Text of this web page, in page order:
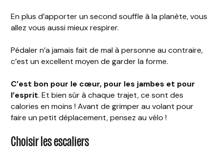
En plus d’apporter un second souffle à la planète, vous
allez vous aussi mieux respirer.
Pédaler n’a jamais fait de mal à personne au contraire,
c’est un excellent moyen de garder la forme.
C’est bon pour le cœur, pour les jambes et pour
l’esprit. Et bien sûr à chaque trajet, ce sont des
calories en moins ! Avant de grimper au volant pour
faire un petit déplacement, pensez au vélo !
Choisir les escaliers